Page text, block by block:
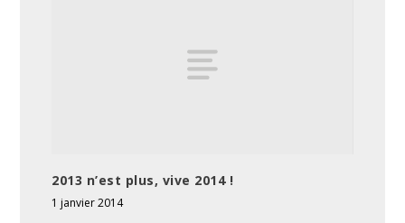
2013 n’est plus, vive 2014 !
1 janvier 2014